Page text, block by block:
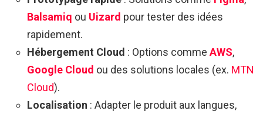
Balsamiq ou Uizard pour tester des idées
rapidement.
Hébergement Cloud : Options comme AWS,
Google Cloud ou des solutions locales (ex. MTN
Cloud).
Localisation : Adapter le produit aux langues,